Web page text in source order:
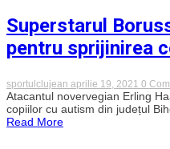
Superstarul
pentru sprijinirea
sportulclujean aprilie 19, 2021 0
Atacantul novervegian Erling
copiilor cu autism din județul
Read More